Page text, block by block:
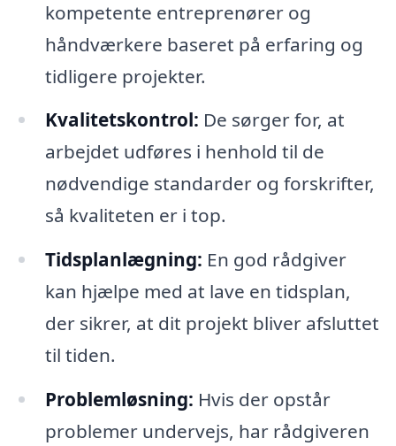
kompetente entreprenører og
håndværkere baseret på erfaring og
tidligere projekter.
Kvalitetskontrol: De sørger for, at
arbejdet udføres i henhold til de
nødvendige standarder og forskrifter,
så kvaliteten er i top.
Tidsplanlægning: En god rådgiver
kan hjælpe med at lave en tidsplan,
der sikrer, at dit projekt bliver afsluttet
til tiden.
Problemløsning: Hvis der opstår
problemer undervejs, har rådgiveren